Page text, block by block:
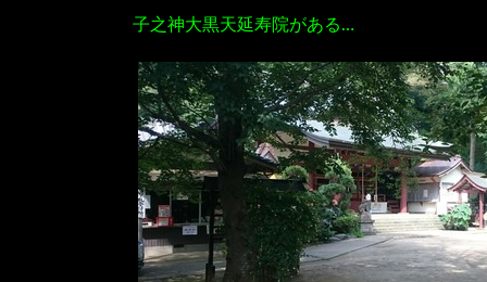
子之神大黒天延寿院がある…